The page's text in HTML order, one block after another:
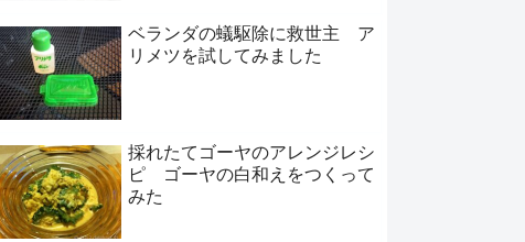
ベランダの蟻駆除に救世主 ア
リメツを試してみました
採れたてゴーヤのアレンジレシ
ピ ゴーヤの白和えをつくって
みた